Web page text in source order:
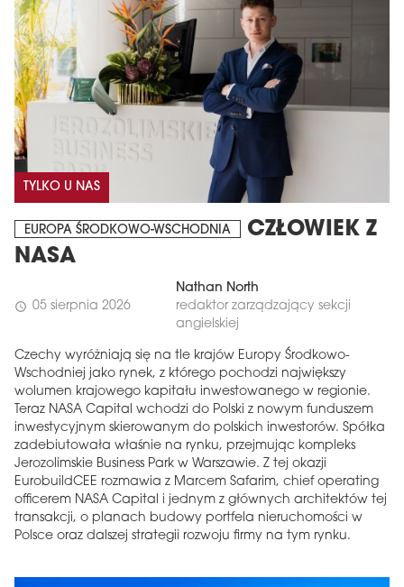
TYLKO U NAS
EUROPA ŚRODKOWO-WSCHODNIA
CZŁOWIEK Z
NASA
schedule 05 sierpnia 2026
Nathan North
redaktor zarządzający sekcji
angielskiej
Czechy wyróżniają się na tle krajów Europy Środkowo-
Wschodniej jako rynek, z którego pochodzi największy
wolumen krajowego kapitału inwestowanego w regionie.
Teraz NASA Capital wchodzi do Polski z nowym funduszem
inwestycyjnym skierowanym do polskich inwestorów. Spółka
zadebiutowała właśnie na rynku, przejmując kompleks
Jerozolimskie Business Park w Warszawie. Z tej okazji
EurobuildCEE rozmawia z Marcem Safarim, chief operating
officerem NASA Capital i jednym z głównych architektów tej
transakcji, o planach budowy portfela nieruchomości w
Polsce oraz dalszej strategii rozwoju firmy na tym rynku.